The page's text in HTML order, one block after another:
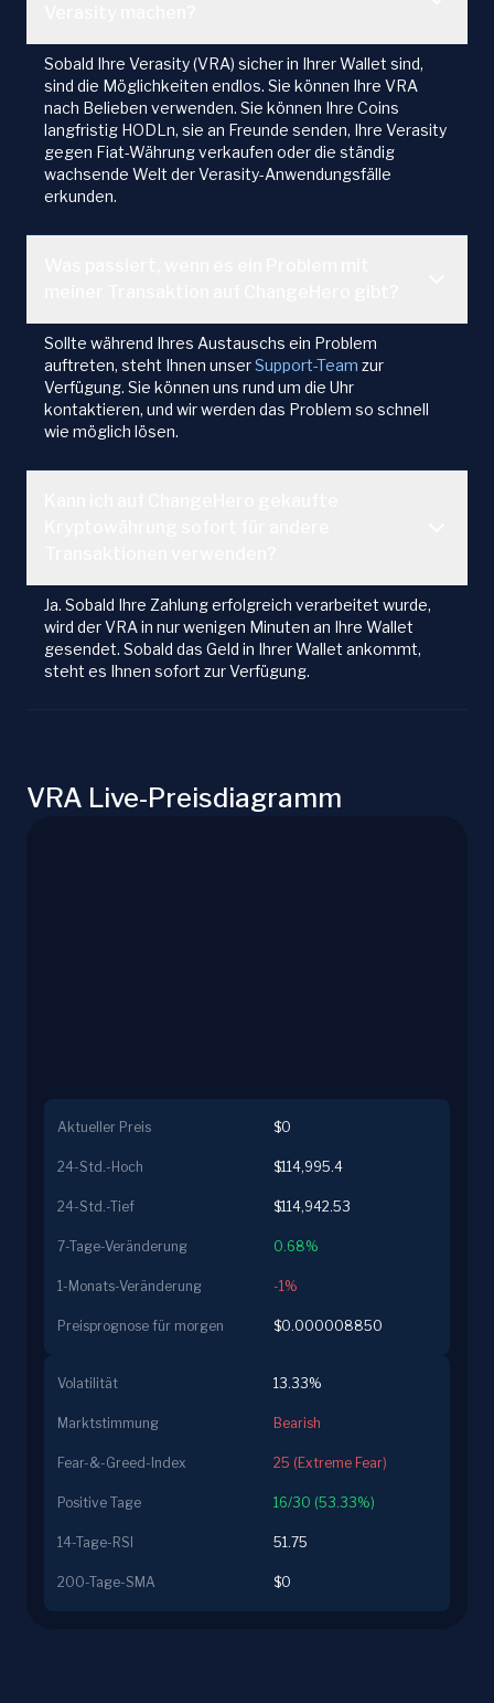
Sobald Ihre Verasity (VRA) sicher in Ihrer Wallet sind,
sind die Möglichkeiten endlos. Sie können Ihre VRA
nach Belieben verwenden. Sie können Ihre Coins
langfristig HODLn, sie an Freunde senden, Ihre Verasity
gegen Fiat-Währung verkaufen oder die ständig
wachsende Welt der Verasity-Anwendungsfälle
erkunden.
Sollte während Ihres Austauschs ein Problem
auftreten, steht Ihnen unserSupport-Team zur
Verfügung. Sie können uns rund um die Uhr
kontaktieren, und wir werden das Problem so schnell
wie möglich lösen.
Ja. Sobald Ihre Zahlung erfolgreich verarbeitet wurde,
wird der VRA in nur wenigen Minuten an Ihre Wallet
gesendet. Sobald das Geld in Ihrer Wallet ankommt,
steht es Ihnen sofort zur Verfügung.
VRA Live-Preisdiagramm
Aktueller Preis $0
24-Std.-Hoch $114,995.4
24-Std.-Tief $114,942.53
7-Tage-Veränderung 0.68%
1-Monats-Veränderung -1%
Preisprognose für morgen $0.000008850
Volatilität 13.33%
Marktstimmung Bearish
Fear-&-Greed-Index 25 (Extreme Fear)
Positive Tage 16/30 (53.33%)
14-Tage-RSI 51.75
200-Tage-SMA $0